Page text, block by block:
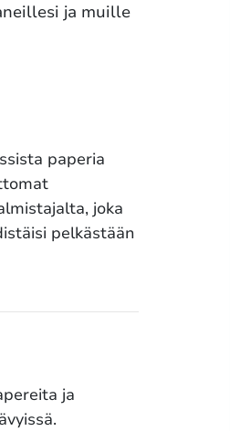
ja muille
paperia
joka
pelkästään
ja